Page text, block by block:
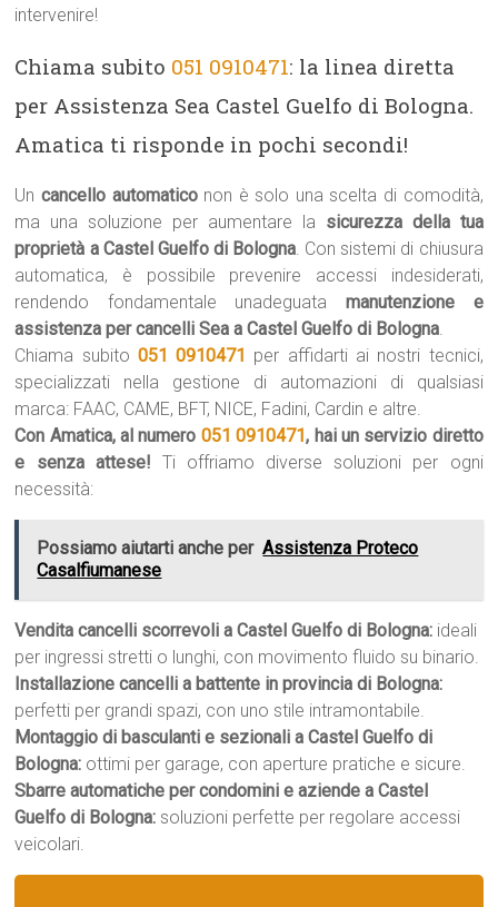
intervenire!
Chiama subito 051 0910471: la linea diretta
per Assistenza Sea Castel Guelfo di Bologna.
Amatica ti risponde in pochi secondi!
Uncancello automaticonon è solo una scelta di comodità,
ma una soluzione per aumentare la sicurezza della tua
proprietà a Castel Guelfo di Bologna. Con sistemi di chiusura
automatica, è possibile prevenire accessi indesiderati,
rendendo fondamentale unadeguatamanutenzione e
assistenza per cancelli Sea a Castel Guelfo di Bologna.
Chiama subito 051 0910471 per affidarti ai nostri tecnici,
specializzati nella gestione di automazioni di qualsiasi
marca: FAAC, CAME, BFT, NICE, Fadini, Cardin e altre.
Con Amatica, al numero 051 0910471, hai un servizio diretto
e senza attese! Ti offriamo diverse soluzioni per ogni
necessità:
Possiamo aiutarti anche per Assistenza Proteco
Casalfiumanese
Vendita cancelli scorrevoli a Castel Guelfo di Bologna: ideali
per ingressi stretti o lunghi, con movimento fluido su binario.
Installazione cancelli a battente in provincia di Bologna:
perfetti per grandi spazi, con uno stile intramontabile.
Montaggio di basculanti e sezionali a Castel Guelfo di
Bologna: ottimi per garage, con aperture pratiche e sicure.
Sbarre automatiche per condomini e aziende a Castel
Guelfo di Bologna: soluzioni perfette per regolare accessi
veicolari.